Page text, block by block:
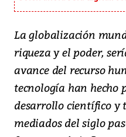
La globalización
riqueza y el poder,
avance del recurso
tecnología han hecho
desarrollo científico y
mediados del siglo